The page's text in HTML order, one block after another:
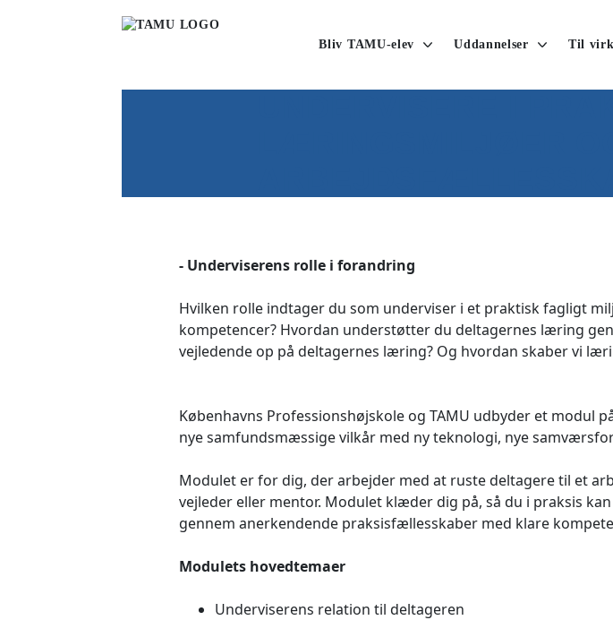
Bliv TAMU-elev Uddannelser Til
- Underviserens rolle i forandring
Hvilken rolle indtager du som underviser i et praktisk fagligt
kompetencer? Hvordan understøtter du deltagernes læring
vejledende op på deltagernes læring? Og hvordan skaber vi
Københavns Professionshøjskole og TAMU udbyder et modul
nye samfundsmæssige vilkår med ny teknologi, nye
Modulet er for dig, der arbejder med at ruste deltagere til et
vejleder eller mentor. Modulet klæder dig på, så du i praksis
gennem anerkendende praksisfællesskaber med klare
Modulets hovedtemaer
Underviserens relation til deltageren